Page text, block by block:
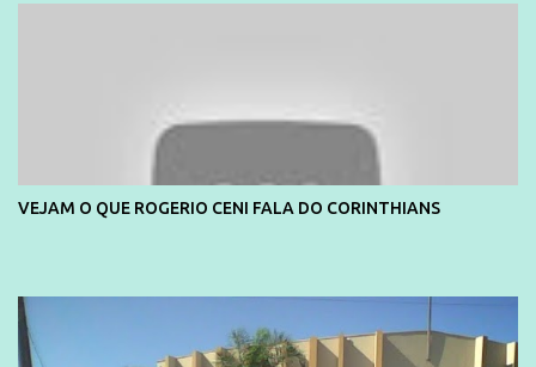
VEJAM O QUE ROGERIO CENI FALA DO CORINTHIANS